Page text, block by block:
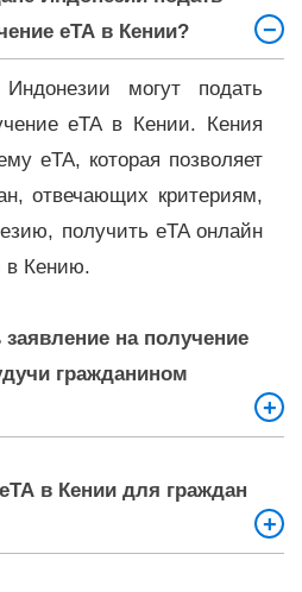
eTA в Кении?
могут подать
eTA в Кении. Кения
eTA, которая позволяет
отвечающих критериям,
получить eTA онлайн
в ​​Кению.
на получение
гражданином
Индонезии, вам
портал eTA.
в Кении для граждан